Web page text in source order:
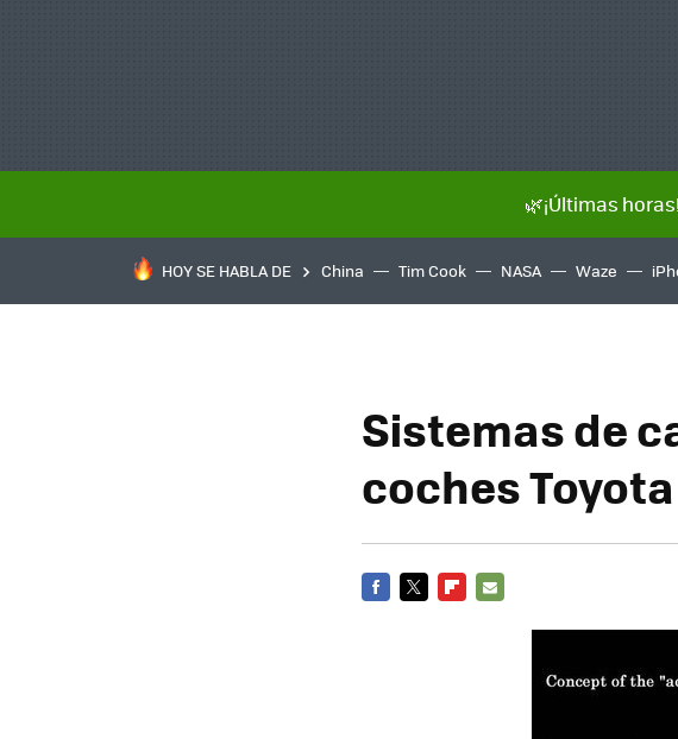
🌿¡Últimas
HOY SE HABLA DE China Tim Cook NASA Waze
Sistemas de
coches Toyota